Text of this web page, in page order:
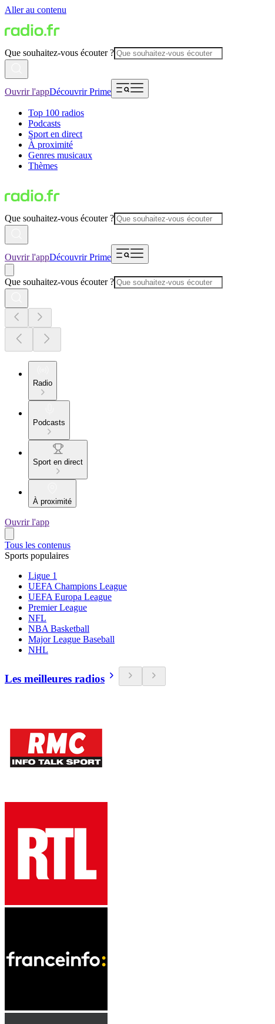
Aller au contenu
Que souhaitez-vous écouter ?
Ouvrir l'appDécouvrir Prime
Top 100 radios
Podcasts
Sport en direct
À proximité
Genres musicaux
Thèmes
Que souhaitez-vous écouter ?
Ouvrir l'appDécouvrir Prime
Que souhaitez-vous écouter ?
Radio
Podcasts
Sport en direct
À proximité
Ouvrir l'app
Tous les contenus
Sports populaires
Ligue 1
UEFA Champions League
UEFA Europa League
Premier League
NFL
NBA Basketball
Major League Baseball
NHL
Les meilleures radios